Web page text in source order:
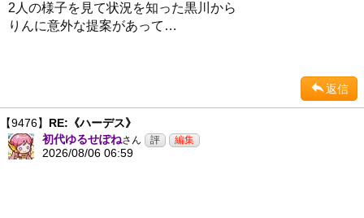
2人の様子を見て状況を知った黒川から
りんに意外な提案があって…
返信
【9476】 RE:《ハーデス》
初代ゆるせぽねさん
2026/08/06 06:59